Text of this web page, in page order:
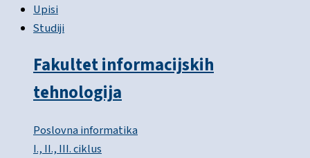
Upisi
Studiji
Fakultet informacijskih
tehnologija
Poslovna informatika
I., II., III. ciklus